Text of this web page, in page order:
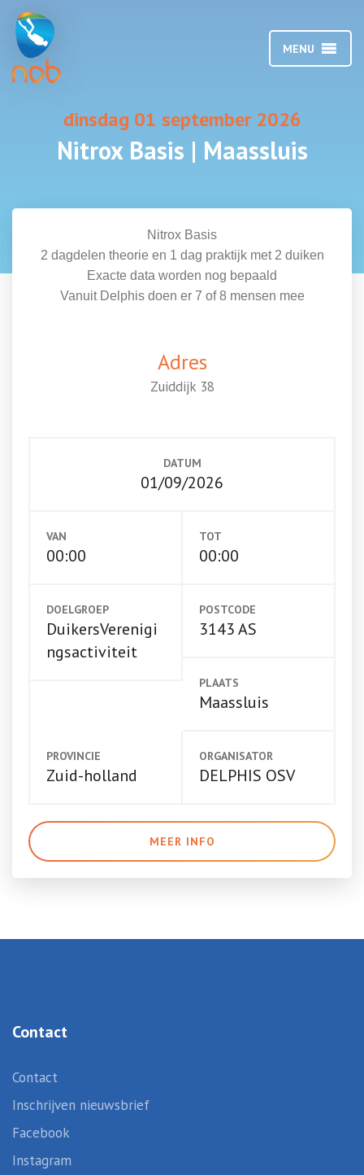
MENU
dinsdag 01 september 2026
Nitrox Basis | Maassluis
Nitrox Basis
2 dagdelen theorie en 1 dag praktijk met 2 duiken
Exacte data worden nog bepaald
Vanuit Delphis doen er 7 of 8 mensen mee
Adres
Zuiddijk 38
DATUM
01/09/2026
VAN
00:00
TOT
00:00
DOELGROEP
DuikersVerenigi
ngsactiviteit
POSTCODE
3143 AS
PLAATS
Maassluis
PROVINCIE
Zuid-holland
ORGANISATOR
DELPHIS OSV
MEER INFO
Contact
Contact
Inschrijven nieuwsbrief
Facebook
Instagram